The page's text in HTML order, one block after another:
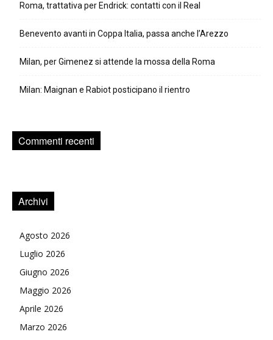
Roma, trattativa per Endrick: contatti con il Real
Benevento avanti in Coppa Italia, passa anche l’Arezzo
Milan, per Gimenez si attende la mossa della Roma
Milan: Maignan e Rabiot posticipano il rientro
Commenti recenti
Archivi
Agosto 2026
Luglio 2026
Giugno 2026
Maggio 2026
Aprile 2026
Marzo 2026